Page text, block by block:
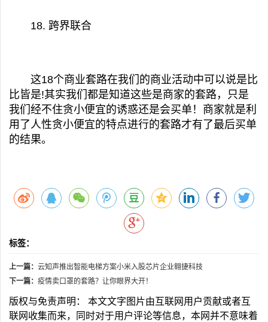
18. 跨界联合
这18个商业套路在我们的商业活动中可以说是比
比皆是!其实我们都是知道这些是商家的套路，只是
我们经不住贪小便宜的诱惑还是会买单！商家就是利
用了人性贪小便宜的特点进行的套路才有了最后买单
的结果。
标签：
上一篇： 云知声推出智能电梯方案小米入股芯片企业翱捷科技
下一篇： 疫情卖口罩的套路？让你眼界大开！
版权与免责声明： 本文文字图片由互联网用户贡献或者互
联网收集而来，同时对于用户评论等信息，本网并不意味着